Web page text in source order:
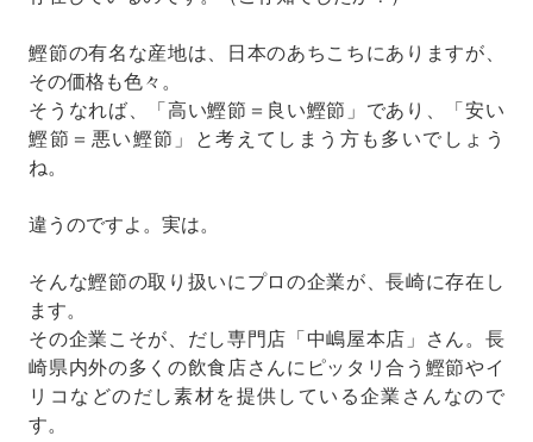
鰹節の有名な産地は、日本のあちこちにありますが、
その価格も色々。
そうなれば、「高い鰹節＝良い鰹節」であり、「安い
鰹節＝悪い鰹節」と考えてしまう方も多いでしょう
ね。
違うのですよ。実は。
そんな鰹節の取り扱いにプロの企業が、長崎に存在し
ます。
その企業こそが、だし専門店「中嶋屋本店」さん。長
崎県内外の多くの飲食店さんにピッタリ合う鰹節やイ
リコなどのだし素材を提供している企業さんなので
す。